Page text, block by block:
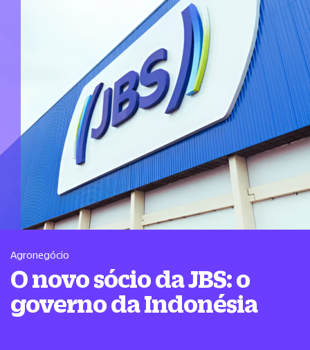
Agronegócio
O novo sócio da JBS: o
governo da Indonésia